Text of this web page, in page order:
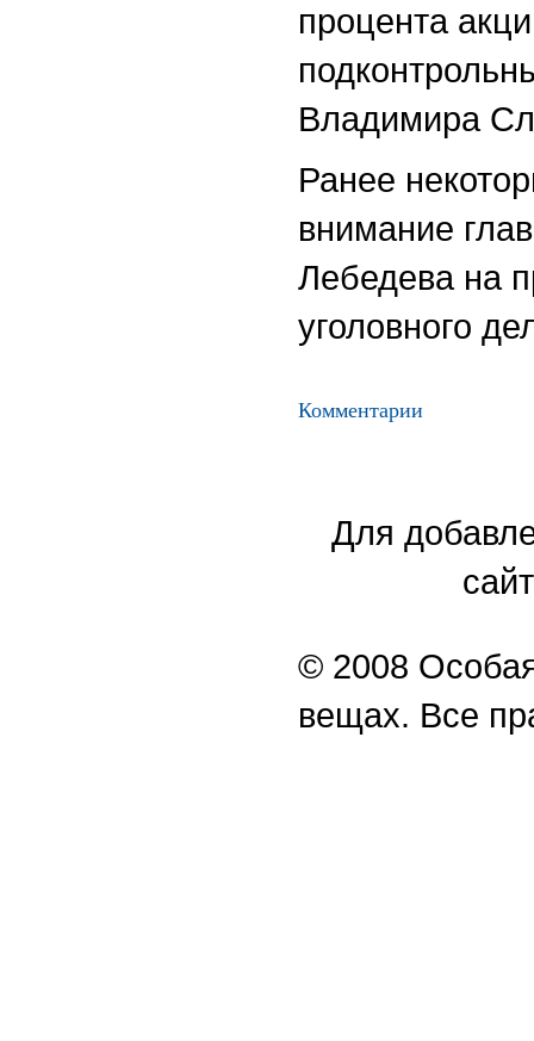
процента
Владимира
Ранее
внимание
Лебедева на
уголовного
Комментарии
Для
© 2008
вещах. Все